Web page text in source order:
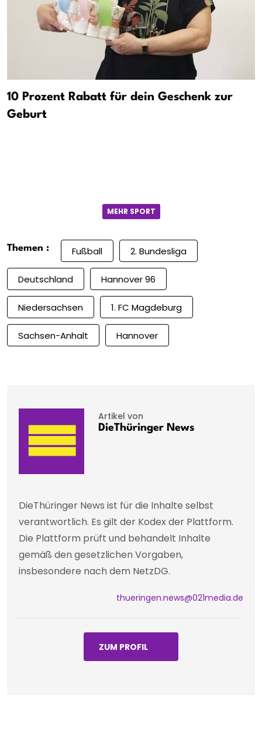
10 Prozent Rabatt für dein Geschenk zur
Geburt
MEHR SPORT
Themen : Fußball 2. Bundesliga
Deutschland Hannover 96
Niedersachsen 1. FC Magdeburg
Sachsen-Anhalt Hannover
Artikel von
DieThüringer News
DieThüringer News ist für die Inhalte selbst
verantwortlich. Es gilt der Kodex der Plattform.
Die Plattform prüft und behandelt Inhalte
gemäß den gesetzlichen Vorgaben,
insbesondere nach dem NetzDG.
thueringen.news@021media.de
ZUM PROFIL